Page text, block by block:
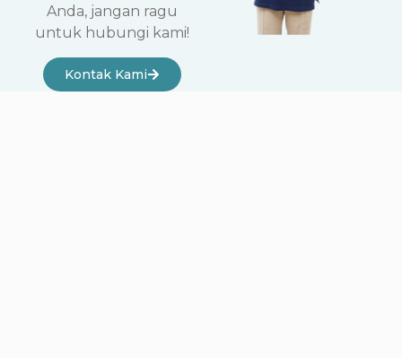
Anda, jangan ragu
untuk hubungi kami!
Kontak Kami